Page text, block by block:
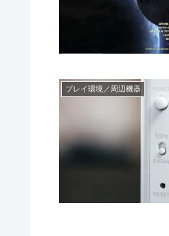
プレイ環境／周辺機器